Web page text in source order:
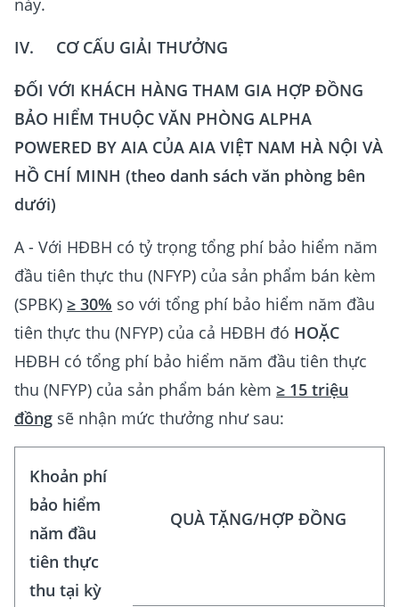
này.
IV. CƠ CẤU GIẢI THƯỞNG
ĐỐI VỚI KHÁCH HÀNG THAM GIA HỢP ĐỒNG
BẢO HIỂM THUỘC VĂN PHÒNG ALPHA
POWERED BY AIA CỦA AIA VIỆT NAM HÀ NỘI VÀ
HỒ CHÍ MINH (theo danh sách văn phòng bên
dưới)
A - Với HĐBH có tỷ trọng tổng phí bảo hiểm năm
đầu tiên thực thu (NFYP) của sản phẩm bán kèm
(SPBK) ≥ 30% so với tổng phí bảo hiểm năm đầu
tiên thực thu (NFYP) của cả HĐBH đó HOẶC
HĐBH có tổng phí bảo hiểm năm đầu tiên thực
thu (NFYP) của sản phẩm bán kèm ≥ 15 triệu
đồng sẽ nhận mức thưởng như sau:
Khoản phí
bảo hiểm
năm đầu
tiên thực
thu tại kỳ
QUÀ TẶNG/HỢP ĐỒNG